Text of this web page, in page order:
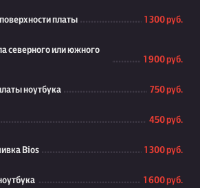
платы 1 300 руб.
северного или южного
1 900 руб.
ноутбука 750 руб.
450 руб.
Bios 1 300 руб.
1 600 руб.